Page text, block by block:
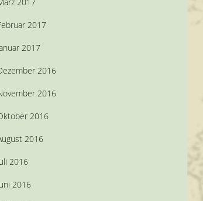
2017
2017
2016
2016
2016
2016
2016
2016